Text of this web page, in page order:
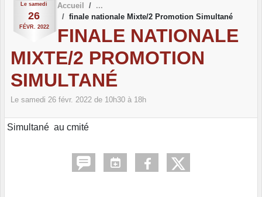
Le samedi
26
FÉVR. 2022
Accueil
finale nationale Mixte/2 Promotion Simultané
FINALE NATIONALE
MIXTE/2 PROMOTION
SIMULTANÉ
Le samedi 26 févr. 2022 de 10h30 à 18h
Simultané au cmité